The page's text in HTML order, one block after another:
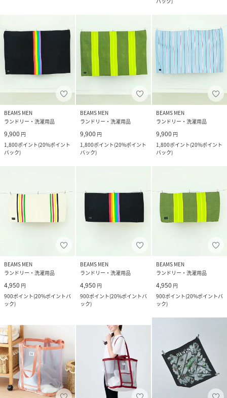
BEAMS MEN
ランドリー・洗濯用品
9,900 円
1,800ポイント(20%ポイント
バック)
BEAMS MEN
ランドリー・洗濯用品
9,900 円
1,800ポイント(20%ポイント
バック)
BEAMS MEN
ランドリー・洗濯用品
9,900 円
1,800ポイント(20%ポイント
バック)
BEAMS MEN
ランドリー・洗濯用品
4,950 円
900ポイント(20%ポイントバ
ック)
BEAMS MEN
ランドリー・洗濯用品
4,950 円
900ポイント(20%ポイントバ
ック)
BEAMS MEN
ランドリー・洗濯用品
4,950 円
900ポイント(20%ポイントバ
ック)